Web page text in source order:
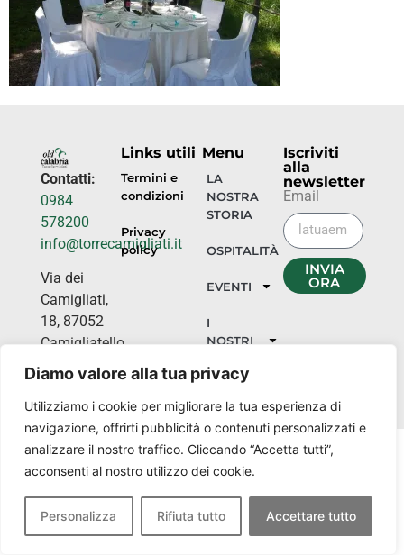
Diamo valore alla tua privacy
Utilizziamo i cookie per migliorare la tua esperienza di
navigazione, offrirti pubblicità o contenuti personalizzati e
analizzare il nostro traffico. Cliccando “Accetta tutti”,
acconsenti al nostro utilizzo dei cookie.
Personalizza Rifiuta tutto Accettare tutto
Contatti:
0984
578200
info@torrecamigliati.it
Via dei
Camigliati,
18, 87052
Camigliatello
Silano CS
Links utili
Termini e
condizioni
Privacy
policy
Menu
LA
NOSTRA
STORIA
OSPITALITÀ
EVENTI
I
NOSTRI
Iscriviti
alla
newsletter
Email
INVIA
ORA